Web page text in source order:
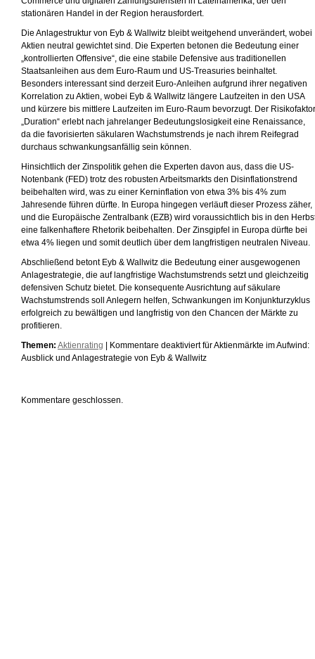
stationären Handel in der Region herausfordert.
Die Anlagestruktur von Eyb & Wallwitz bleibt weitgehend unverändert, wobei
Aktien neutral gewichtet sind. Die Experten betonen die Bedeutung einer
„kontrollierten Offensive“, die eine stabile Defensive aus traditionellen
Staatsanleihen aus dem Euro-Raum und US-Treasuries beinhaltet.
Besonders interessant sind derzeit Euro-Anleihen aufgrund ihrer negativen
Korrelation zu Aktien, wobei Eyb & Wallwitz längere Laufzeiten in den USA
und kürzere bis mittlere Laufzeiten im Euro-Raum bevorzugt. Der Risikofaktor
„Duration“ erlebt nach jahrelanger Bedeutungslosigkeit eine Renaissance,
da die favorisierten säkularen Wachstumstrends je nach ihrem Reifegrad
durchaus schwankungsanfällig sein können.
Hinsichtlich der Zinspolitik gehen die Experten davon aus, dass die US-
Notenbank (FED) trotz des robusten Arbeitsmarkts den Disinflationstrend
beibehalten wird, was zu einer Kerninflation von etwa 3% bis 4% zum
Jahresende führen dürfte. In Europa hingegen verläuft dieser Prozess zäher,
und die Europäische Zentralbank (EZB) wird voraussichtlich bis in den
eine falkenhaftere Rhetorik beibehalten. Der Zinsgipfel in Europa dürfte bei
etwa 4% liegen und somit deutlich über dem langfristigen neutralen Niveau.
Abschließend betont Eyb & Wallwitz die Bedeutung einer ausgewogenen
Anlagestrategie, die auf langfristige Wachstumstrends setzt und gleichzeitig
defensiven Schutz bietet. Die konsequente Ausrichtung auf säkulare
Wachstumstrends soll Anlegern helfen, Schwankungen im Konjunkturzyklus
erfolgreich zu bewältigen und langfristig von den Chancen der Märkte zu
profitieren.
Themen: Aktienrating Kommentare deaktiviertfür Aktienmärkte im Aufwind:
Ausblick und Anlagestrategie von Eyb & Wallwitz
Kommentare geschlossen.